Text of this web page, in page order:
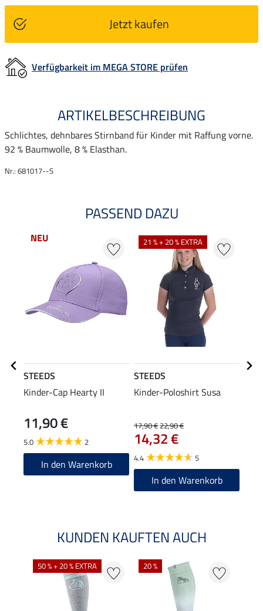
Jetzt kaufen
Verfügbarkeit im MEGA STORE prüfen
ARTIKELBESCHREIBUNG
Schlichtes, dehnbares Stirnband für Kinder mit Raffung vorne.
92 % Baumwolle, 8 % Elasthan.
Nr.: 681017--S
PASSEND DAZU
NEU
STEEDS
Kinder-Cap Hearty II
11,90 €
5.0 2
In den Warenkorb
21 % + 20 % EXTRA
STEEDS
Kinder-Poloshirt Susa
17,90 €22,90 €
14,32 €
4.4 5
In den Warenkorb
KUNDEN KAUFTEN AUCH
50 % + 20 % EXTRA 20 %